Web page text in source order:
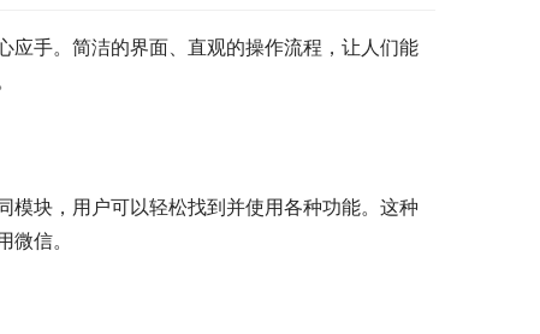
应手。简洁的界面、直观的操作流程，让人们能
模块，用户可以轻松找到并使用各种功能。这种
信。